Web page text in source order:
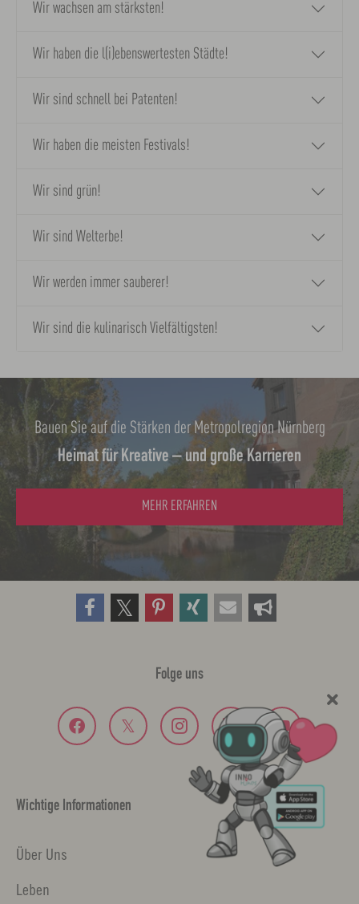
Wir wachsen am stärksten!
Wir haben die l(i)ebenswertesten Städte!
Wir sind schnell bei Patenten!
Wir haben die meisten Festivals!
Wir sind grün!
Wir sind Welterbe!
Wir werden immer sauberer!
Wir sind die kulinarisch Vielfältigsten!
Heimat für Kreative – und große Karrieren
Bauen Sie auf die Stärken der Metropolregion Nürnberg
MEHR ERFAHREN
Folge uns
Wichtige Informationen
Über Uns
Leben